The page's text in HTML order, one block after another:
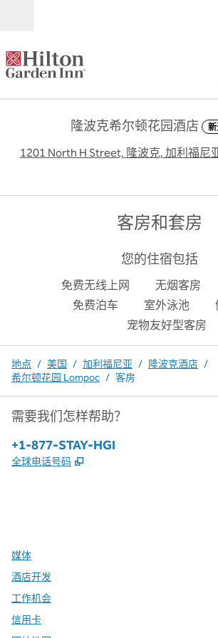
隆波克希尔顿花园酒店
1201 North H Street, 隆波克, 加利福尼
客房和套房
您的住宿包括
免费无线上网 无烟客房
免费泊车
室外泳池
宠物友好型客房
地点 / 美国 / 加利福尼亚 / 隆波克酒店 /
希尔顿花园 Lompoc / 客房
需要我们怎样帮助？
电话：
+1-877-STAY-HGI
全球电话号码 ,
媒体
酒店开发
工作机会
信用卡